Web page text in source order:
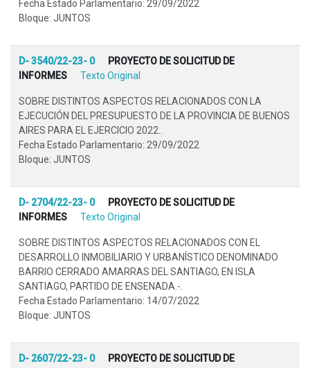
Fecha Estado Parlamentario: 29/09/2022
Bloque: JUNTOS
D- 3540/22-23- 0
PROYECTO DE SOLICITUD DE
INFORMES
Texto Original
SOBRE DISTINTOS ASPECTOS RELACIONADOS CON LA
EJECUCIÓN DEL PRESUPUESTO DE LA PROVINCIA DE BUENOS
AIRES PARA EL EJERCICIO 2022..
Fecha Estado Parlamentario: 29/09/2022
Bloque: JUNTOS
D- 2704/22-23- 0
PROYECTO DE SOLICITUD DE
INFORMES
Texto Original
SOBRE DISTINTOS ASPECTOS RELACIONADOS CON EL
DESARROLLO INMOBILIARIO Y URBANÍSTICO DENOMINADO
BARRIO CERRADO AMARRAS DEL SANTIAGO, EN ISLA
SANTIAGO, PARTIDO DE ENSENADA.-.
Fecha Estado Parlamentario: 14/07/2022
Bloque: JUNTOS
D- 2607/22-23- 0
PROYECTO DE SOLICITUD DE